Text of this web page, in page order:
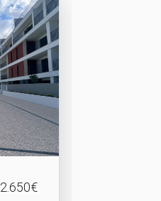
2.650€